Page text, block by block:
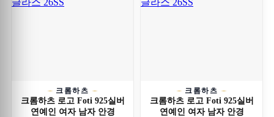
크롬하츠
크롬하츠 로고 Foti 925실버
연예인 여자 남자 안경
크롬하츠
크롬하츠 로고 Foti 925실버
연예인 여자 남자 안경